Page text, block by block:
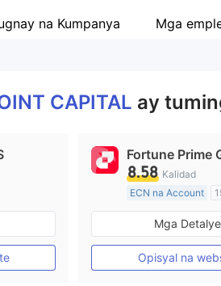
na Kumpanya Mga
CAPITAL ay
MT4
Fortune Prime
8.58 Kalidad
ECN na Account
Kinokontrol sa
Paggawa ng Market
Pangunahing label
Mga Detalye
Opisyal na